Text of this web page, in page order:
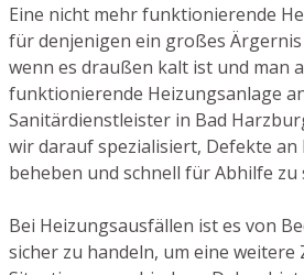
Eine nicht mehr funktionierende
für denjenigen ein großes
wenn es draußen kalt ist und man
funktionierende Heizungsanlage
Sanitärdienstleister in Bad
wir darauf spezialisiert, Defekte an
beheben und schnell für Abhilfe zu
Bei Heizungsausfällen ist es von
sicher zu handeln, um eine